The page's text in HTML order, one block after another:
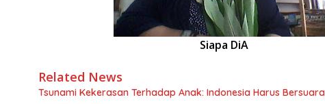
Siapa DiA
Related News
Tsunami Kekerasan Terhadap Anak: Indonesia Harus Bersuara